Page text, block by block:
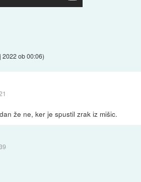
2022 ob 00:06)
že ne, ker je spustil zrak iz mišic.